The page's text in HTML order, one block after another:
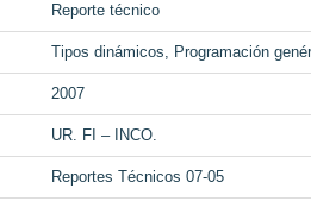
Reporte técnico
Tipos dinámicos, Programación
2007
UR. FI – INCO.
Reportes Técnicos 07-05